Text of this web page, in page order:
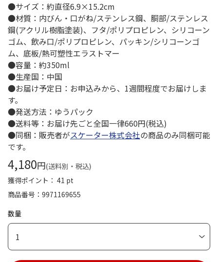
●サイズ：約直径6.9×15.2cm
●材質：内びん・口がね/ステンレス鋼、胴部/ステンレス
鋼(アクリル樹脂塗装)、フタ/ポリプロピレン、シリコーン
ゴム、飲み口/ポリプロピレン、パッキン/シリコーンゴ
ム、底板/熱可塑性エラストマー
●容量：約350ml
●生産国：中国
●お届け予定日：お申込みから、1週間程度でお届けしま
す。
●発送方法：ゆうパック
●送料等：お届け先ごと全国一律660円(税込)
●同梱：販売者がスケーター株式会社の商品のみ同梱可能
です。
4,180円(送料別・税込)
獲得ポイント： 41 pt
商品番号
9971169655
数量
1